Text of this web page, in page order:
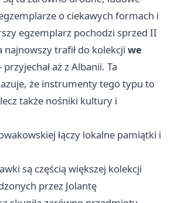
o ciekawych formach i
egzemplarz pochodzi sprzed II
trafił do kolekcji we
przyjechał aż z Albanii. Ta
że instrumenty tego typu to
także nośniki kultury i
łączy lokalne pamiątki i
są częścią większej kolekcji
przez Jolantę